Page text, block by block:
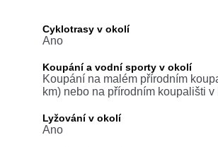
Cyklotrasy v okolí
Ano
Koupání a vodní sporty v okolí
Koupání na malém přírodním
km) nebo na přírodním koupališti v
Lyžování v okolí
Ano